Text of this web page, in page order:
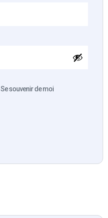
Se souvenir de moi